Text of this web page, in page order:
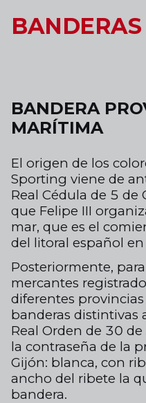
BANDERAS
BANDERA
MARÍTIMA
El origen de los
Sporting viene de
Real Cédula de 5 de
que Felipe III
mar, que es el
del litoral español
Posteriormente,
mercantes
diferentes
banderas distintivas
Real Orden de 30
la contraseña de la
Gijón: blanca, con
ancho del ribete la
bandera.